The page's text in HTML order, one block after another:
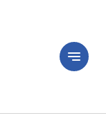
notes